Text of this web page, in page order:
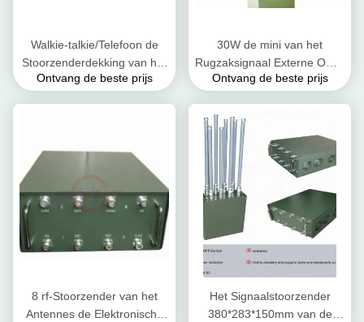
Walkie-talkie/Telefoon de
Stoorzenderdekking van het
Rugzaksignaal Wideband
Ontvang de beste prijs
30W de mini van het
Rugzaksignaal Externe Omni
Richtingantenne van de de
Ontvang de beste prijs
8 rf-Stoorzender van het
Antennes de Elektronische
Het Signaalstoorzender
380*283*150mm van de